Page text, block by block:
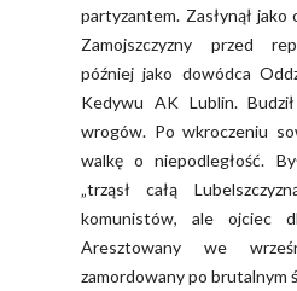
partyzantem. Zasłynął
Zamojszczyzny przed
później jako dowódca
Kedywu AK Lublin.
wrogów. Po wkroczeniu
walkę o niepodległość.
„trząsł całą
komunistów, ale ojciec
Aresztowany we
zamordowany po brutalnym